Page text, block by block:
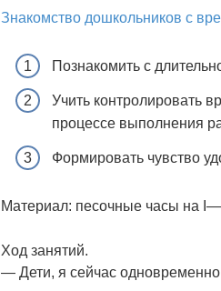
Знакомство дошкольников с
Познакомить с
Учить контролировать
процессе выполнения
Формировать чувство
Материал: песочные часы на
Ход занятий.
— Дети, я сейчас